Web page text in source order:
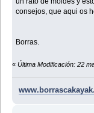
consejos, que aqui os
Borras.
« Última Modificación: 22